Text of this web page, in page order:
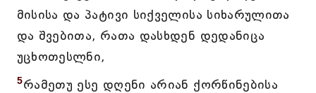
მისისა და პატივი სიქველისა სიხარულითა
და შვებითა, რათა დასხდენ დედანიცა
უცხოთესლნი,
5რამეთუ ესე დღენი არიან ქორწინებისა